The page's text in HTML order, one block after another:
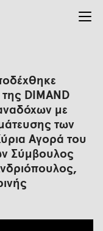
DIMAND
με
των
Αγορά του
Σύμβουλος